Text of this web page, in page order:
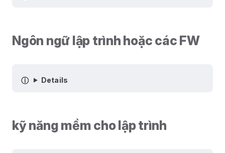
Ngôn ngữ lập trình hoặc các FW
Details
kỹ năng mềm cho lập trình